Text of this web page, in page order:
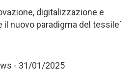
digitalizzazione e
il nuovo paradigma del tessile`
- 31/01/2025